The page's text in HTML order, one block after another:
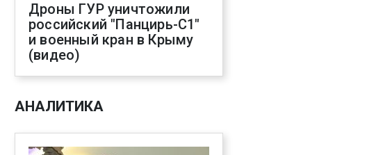
Дроны ГУР уничтожили
российский "Панцирь-С1"
и военный кран в Крыму
(видео)
АНАЛИТИКА